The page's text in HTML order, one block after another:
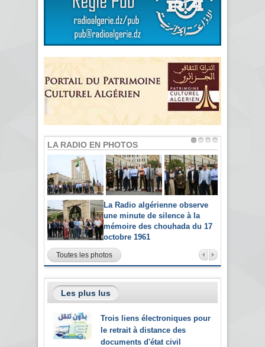
LA RADIO EN PHOTOS
La Radio algérienne observe
une minute de silence à la
mémoire des chouhada du 17
octobre 1961
Toutes les photos
Les plus lus
Trois liens électroniques pour
le retrait à distance des
documents d'état civil